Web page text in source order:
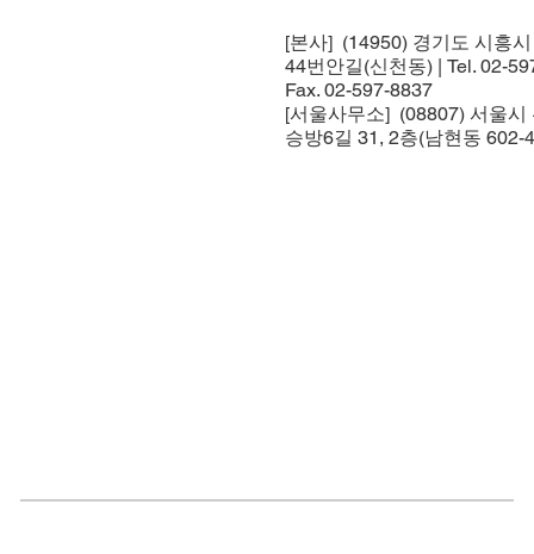
[본사] (14950) 경기도 시흥
44번안길(신천동) | Tel. 02-
Fax. 02-597-8837
[서울사무소] (08807) 서울시
승방6길 31, 2층(남현동 602-